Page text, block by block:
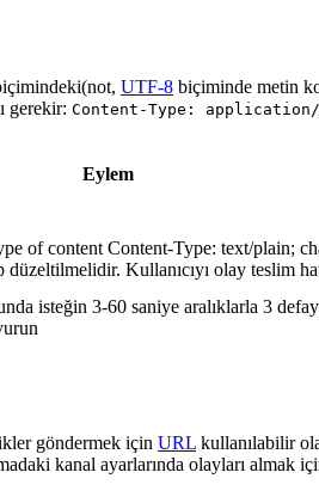
UTF-8 biçiminde metin
gerekir: Content-Type:
Eylem
of content Content-Type: text/plain;
Kullanıcıyı olay teslim
isteğin 3-60 saniye aralıklarla 3
göndermek için URL kullanılabilir
kanal ayarlarında olayları almak